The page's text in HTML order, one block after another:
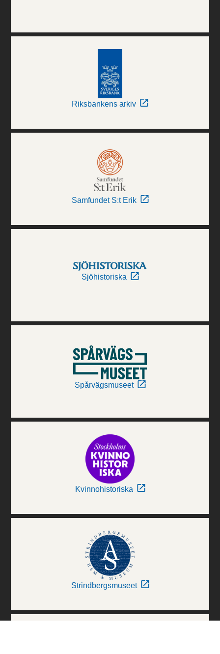
Riksbankens arkiv
Samfundet S:t Erik
Sjöhistoriska
Spårvägsmuseet
Kvinnohistoriska
Strindbergsmuseet